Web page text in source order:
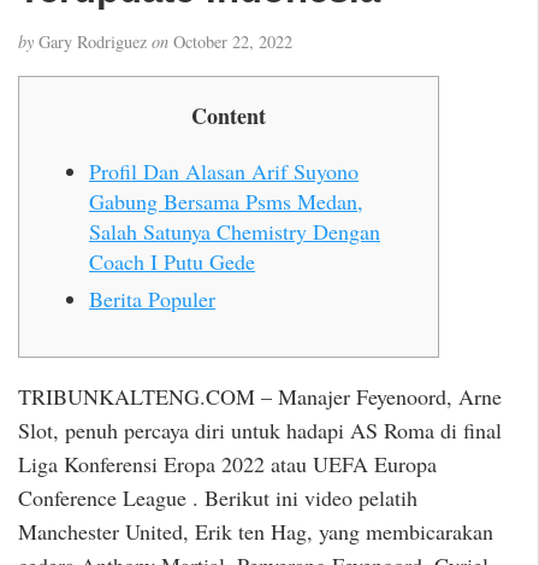
by Gary Rodriguez on October 22, 2022
Content
Profil Dan Alasan Arif Suyono
Gabung Bersama Psms Medan,
Salah Satunya Chemistry Dengan
Coach I Putu Gede
Berita Populer
TRIBUNKALTENG.COM – Manajer Feyenoord, Arne
Slot, penuh percaya diri untuk hadapi AS Roma di final
Liga Konferensi Eropa 2022 atau UEFA Europa
Conference League . Berikut ini video pelatih
Manchester United, Erik ten Hag, yang membicarakan